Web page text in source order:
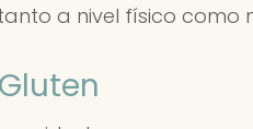
a nivel físico como